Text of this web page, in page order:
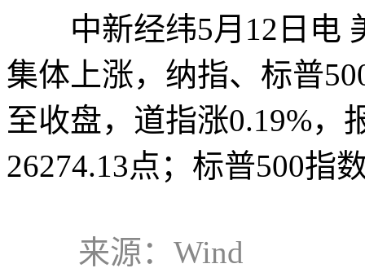
中新经纬5月12日电
集体上涨，纳指、标普
至收盘，道指涨0.19%，
26274.13点；标普500指
来源：Wind